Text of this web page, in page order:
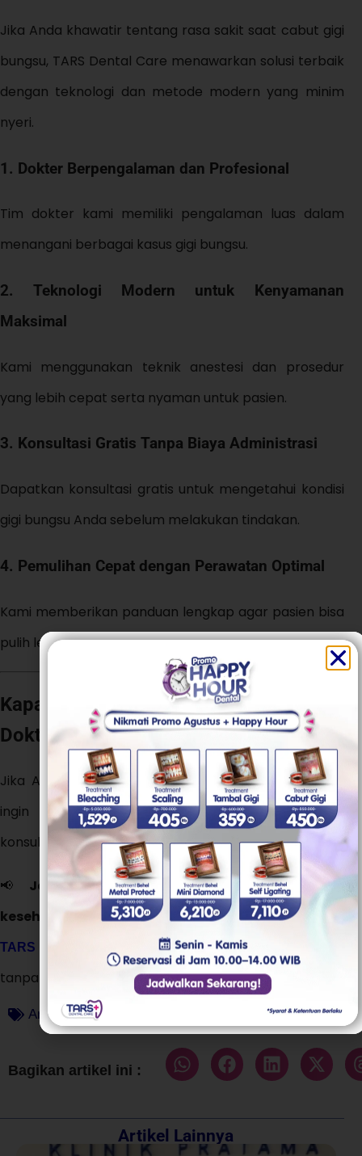
Jika Anda khawatir tentang rasa sakit saat cabut gigi
bungsu, TARS Dental Care menawarkan solusi terbaik
dengan teknologi dan metode modern yang minim
nyeri.
1. Dokter Berpengalaman dan Profesional
Tim dokter kami memiliki pengalaman luas dalam
menangani berbagai kasus gigi bungsu.
2. Teknologi Modern untuk Kenyamanan
Maksimal
Kami menggunakan teknik anestesi dan prosedur
yang lebih cepat serta nyaman untuk pasien.
3. Konsultasi Gratis Tanpa Biaya Administrasi
Dapatkan konsultasi gratis untuk mengetahui kondisi
gigi bungsu Anda sebelum melakukan tindakan.
4. Pemulihan Cepat dengan Perawatan Optimal
Kami memberikan panduan lengkap agar pasien bisa
pulih lebih cepat dan tanpa komplikasi.
Kapan Harus Konsultasi dengan
Dokter?
Jika Anda mengalami nyeri akibat gigi bungsu atau
ingin mengetahui prosedur terbaik, segera
konsultasikan dengan dokter gigi.
📢 Jangan biarkan rasa takut menghambat
kesehatan gigi Anda!Dapatkankonsultasi gratis di
TARS Dental Car
dan lakukan cabut gigi bungsu
tanpa rasa khawatir.
Artikel,Gigi Bungsu
Bagikan artikel ini :
Artikel Lainnya